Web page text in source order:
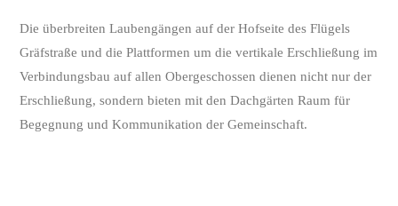
Die überbreiten Laubengängen auf der Hofseite des Flügels
Gräfstraße und die Plattformen um die vertikale Erschließung im
Verbindungsbau auf allen Obergeschossen dienen nicht nur der
Erschließung, sondern bieten mit den Dachgärten Raum für
Begegnung und Kommunikation der Gemeinschaft.